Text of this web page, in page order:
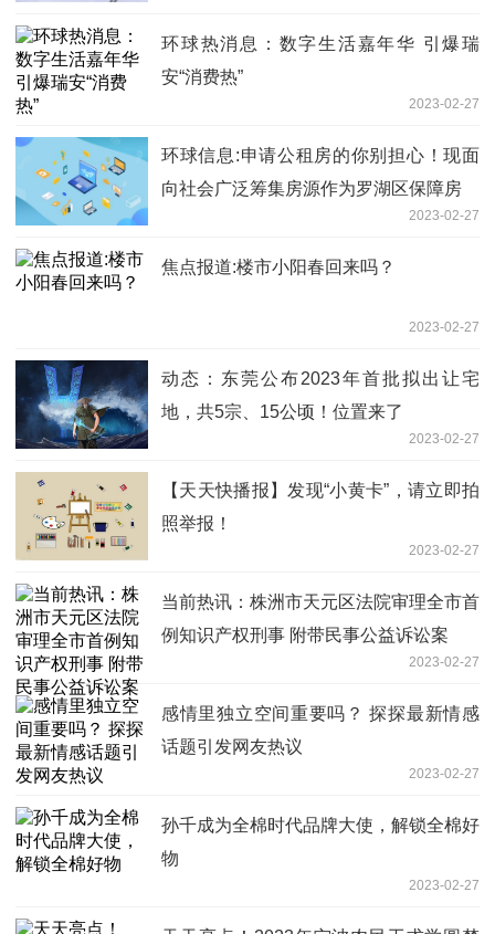
环球热消息：数字生活嘉年华 引爆瑞
安“消费热”
2023-02-27
环球信息:申请公租房的你别担心！现面
向社会广泛筹集房源作为罗湖区保障房
2023-02-27
焦点报道:楼市小阳春回来吗？
2023-02-27
动态：东莞公布2023年首批拟出让宅
地，共5宗、15公顷！位置来了
2023-02-27
【天天快播报】发现“小黄卡”，请立即拍
照举报！
2023-02-27
当前热讯：株洲市天元区法院审理全市首
例知识产权刑事 附带民事公益诉讼案
2023-02-27
感情里独立空间重要吗？ 探探最新情感
话题引发网友热议
2023-02-27
孙千成为全棉时代品牌大使，解锁全棉好
物
2023-02-27